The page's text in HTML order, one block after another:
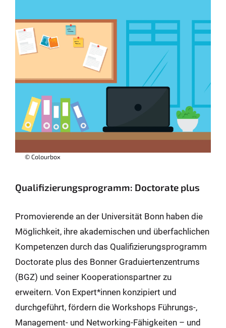
© Colourbox
Qualifizierungsprogramm: Doctorate plus
Promovierende an der Universität Bonn haben die
Möglichkeit, ihre akademischen und überfachlichen
Kompetenzen durch das Qualifizierungsprogramm
Doctorate plus des Bonner Graduiertenzentrums
(BGZ) und seiner Kooperationspartner zu
erweitern. Von Expert*innen konzipiert und
durchgeführt, fördern die Workshops Führungs-,
Management- und Networking-Fähigkeiten – und